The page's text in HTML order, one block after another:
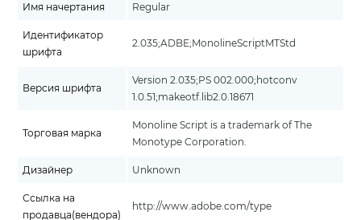
Имя начертания Regular
Идентификатор
шрифта
2.035;ADBE;MonolineScriptMTStd
Версия шрифта
Version 2.035;PS 002.000;hotconv
1.0.51;makeotf.lib2.0.18671
Торговая марка
Monoline Script is a trademark of The
Monotype Corporation.
Дизайнер Unknown
Ссылка на
продавца(вендора)
http://www.adobe.com/type